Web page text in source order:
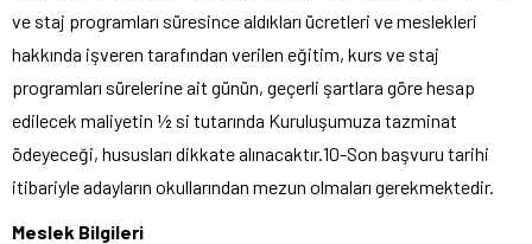
ve staj programları süresince aldıkları ücretleri ve meslekleri
hakkında işveren tarafından verilen eğitim, kurs ve staj
programları sürelerine ait günün, geçerli şartlara göre hesap
edilecek maliyetin ½ si tutarında Kuruluşumuza tazminat
ödeyeceği, hususları dikkate alınacaktır.10-Son başvuru tarihi
itibariyle adayların okullarından mezun olmaları gerekmektedir.
Meslek Bilgileri